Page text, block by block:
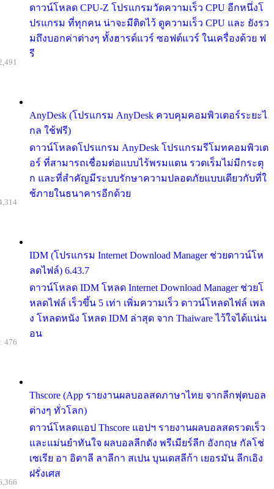
ดาวน์โหลด CPU-Z โปรแกรมวัดความเร็ว CPU อีกหนึ่งโ
ปรแกรม ที่ทุกคน น่าจะมีติดไว้ ดูความเร็ว CPU และ ยังรว
มถึงบอกค่าต่างๆ ทั้งฮารด์แวร์ ซอฟต์แวร์ ในเครื่องด้วย ฟ
รี
AnyDesk (โปรแกรม AnyDesk ควบคุมคอมพิวเตอร์ระยะไ
กล ใช้ฟรี)
ดาวน์โหลดโปรแกรม AnyDesk โปรแกรมรีโมทคอมพิวเต
อร์ ที่สามารถเชื่อมต่อแบบไร้พรมแดน รวดเร็มไม่มีกระตุ
ก และที่สำคัญมีระบบรักษาความปลอดภัยแบบเดียวกับที่ใ
ช้ภายในธนาคารอีกด้วย
IDM (โปรแกรม Internet Download Manager ช่วยดาวน์โห
ลดไฟล์) 6.43.7
ดาวน์โหลด IDM โหลด Internet Download Manager ช่วยโ
หลดไฟล์ เร็วขึ้น 5 เท่า เพิ่มความเร็ว ดาวน์โหลดไฟล์ เพล
ง โหลดหนัง โหลด IDM ล่าสุด จาก Thaiware ไว้ใจได้แน่น
อน
Thscore (App รายงานผลบอลสดภาษาไทย จากลีกฟุตบอล
ต่างๆ ทั่วโลก)
ดาวน์โหลดแอป Thscore แอปฯ รายงานผลบอลสดรวดเร็ว
และแม่นยำทันใจ ผลบอลลีกดัง พรีเมียร์ลีก อังกฤษ กัลโช่
เซเรีย อา อิตาลี ลาลีกา สเปน บุนเดสลีก้า เยอรมัน ลีกเอิง
ฝรั่งเศส
476